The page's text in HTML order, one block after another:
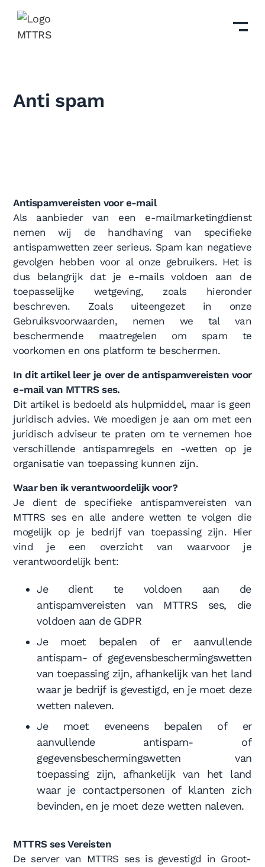
Anti spam
Antispamvereisten voor e-mail
Als aanbieder van een e-mailmarketingdienst
nemen wij de handhaving van specifieke
antispamwetten zeer serieus. Spam kan negatieve
gevolgen hebben voor al onze gebruikers. Het is
dus belangrijk dat je e-mails voldoen aan de
toepasselijke wetgeving, zoals hieronder
beschreven. Zoals uiteengezet in onze
Gebruiksvoorwaarden, nemen we tal van
beschermende maatregelen om spam te
voorkomen en ons platform te beschermen.
In dit artikel leer je over de antispamvereisten voor
e-mail van MTTRS ses.
Dit artikel is bedoeld als hulpmiddel, maar is geen
juridisch advies. We moedigen je aan om met een
juridisch adviseur te praten om te vernemen hoe
verschillende antispamregels en -wetten op je
organisatie van toepassing kunnen zijn.
Waar ben ik verantwoordelijk voor?
Je dient de specifieke antispamvereisten van
MTTRS ses en alle andere wetten te volgen die
mogelijk op je bedrijf van toepassing zijn. Hier
vind je een overzicht van waarvoor je
verantwoordelijk bent:
Je dient te voldoen aan de
antispamvereisten van MTTRS ses, die
voldoen aan de GDPR
Je moet bepalen of er aanvullende
antispam- of gegevensbeschermingswetten
van toepassing zijn, afhankelijk van het land
waar je bedrijf is gevestigd, en je moet deze
wetten naleven.
Je moet eveneens bepalen of er
aanvullende antispam- of
gegevensbeschermingswetten van
toepassing zijn, afhankelijk van het land
waar je contactpersonen of klanten zich
bevinden, en je moet deze wetten naleven.
MTTRS ses Vereisten
De server van MTTRS ses is gevestigd in Groot-